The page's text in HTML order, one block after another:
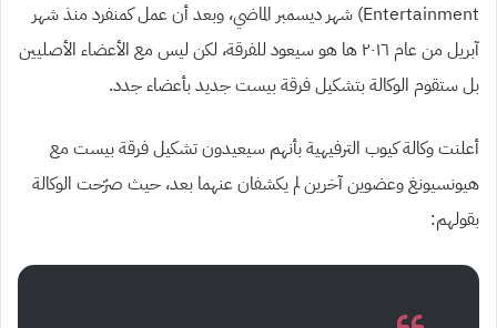
Entertainment) شهر ديسمبر الماضي، وبعد أن عمل كمنفرد منذ شهر
آبريل من عام ٢٠١٦ ها هو سيعود للفرقة، لكن ليس مع الأعضاء الأصليين
بل ستقوم الوكالة بتشكيل فرقة بيست جديد بأعضاء جدد.
أعلنت وكالة كيوب الترفيهية بأنهم سيعيدون تشكيل فرقة بيست مع
هيونسيونغ وعضوين آخرين لم يكشفان عنهما بعد، حيث صرّحت الوكالة
بقولهم: